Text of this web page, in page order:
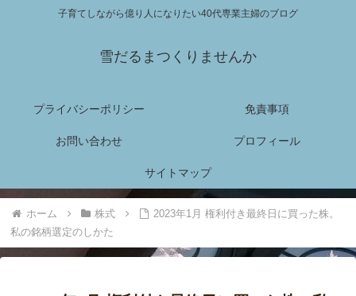
子育てしながら億り人になりたい40代専業主婦のブログ
雪だるまつくりませんか
プライバシーポリシー 免責事項
お問い合わせ プロフィール
サイトマップ
ホーム 株式
2023年1月 権利付き最終日に買った株。
私の銘柄選定のしかた